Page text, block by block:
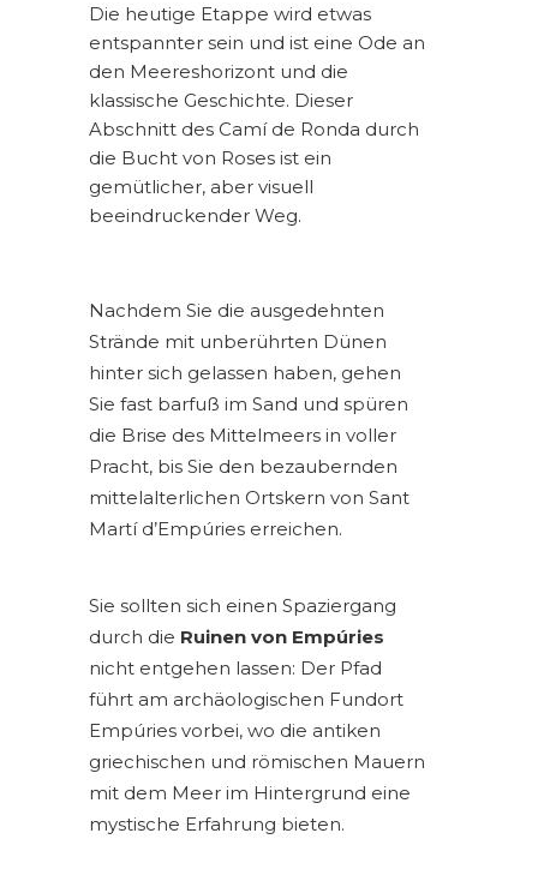
Die heutige Etappe wird etwas
entspannter sein und ist eine Ode an
den Meereshorizont und die
klassische Geschichte. Dieser
Abschnitt des Camí de Ronda durch
die Bucht von Roses ist ein
gemütlicher, aber visuell
beeindruckender Weg.
Nachdem Sie die ausgedehnten
Strände mit unberührten Dünen
hinter sich gelassen haben, gehen
Sie fast barfuß im Sand und spüren
die Brise des Mittelmeers in voller
Pracht, bis Sie den bezaubernden
mittelalterlichen Ortskern von Sant
Martí d’Empúries erreichen.
Sie sollten sich einen Spaziergang
durch die Ruinen von Empúries
nicht entgehen lassen: Der Pfad
führt am archäologischen Fundort
Empúries vorbei, wo die antiken
griechischen und römischen Mauern
mit dem Meer im Hintergrund eine
mystische Erfahrung bieten.